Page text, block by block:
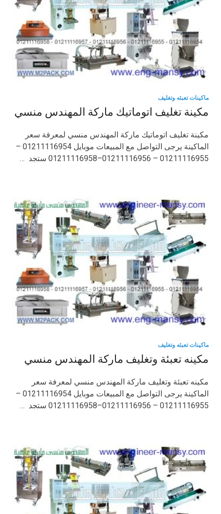
ماكينات تعبئه وتغليف
مكينة تغليف اتوماتيك ماركة المهندس منسي
مكينة تغليف اتوماتيك ماركة المهندس منسي لمعرفة سعر
الماكينة يرجى التواصل مع المبيعات موبايل 01211116954 –
01211116955 – 01211116956–01211116958 ستجد …
ماكينات تعبئه وتغليف
مكينه تعبئة وتغليف ماركة المهندس منسي
مكينه تعبئة وتغليف ماركة المهندس منسي لمعرفة سعر
الماكينة يرجى التواصل مع المبيعات موبايل 01211116954 –
01211116955 – 01211116956–01211116958 ستجد …